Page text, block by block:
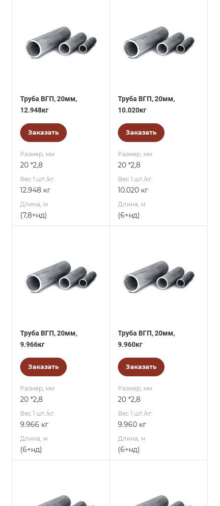
Труба ВГП, 20мм,
12.948кг
Заказать
Размер, мм
20 *2,8
Вес 1 шт./кг.
12.948 кг
Длина, м
(7,8+нд)
Труба ВГП, 20мм,
10.020кг
Заказать
Размер, мм
20 *2,8
Вес 1 шт./кг.
10.020 кг
Длина, м
(6+нд)
Труба ВГП, 20мм,
9.966кг
Заказать
Размер, мм
20 *2,8
Вес 1 шт./кг.
9.966 кг
Длина, м
(6+нд)
Труба ВГП, 20мм,
9.960кг
Заказать
Размер, мм
20 *2,8
Вес 1 шт./кг.
9.960 кг
Длина, м
(6+нд)